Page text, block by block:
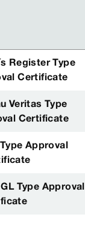
Register Type
Certificate
Veritas Type
Certificate
Approval
Type Approval